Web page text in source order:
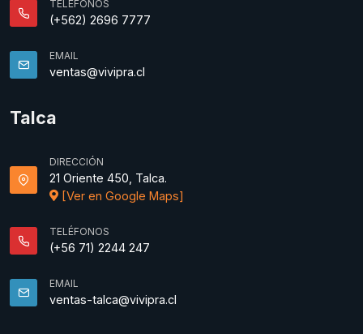
TELÉFONOS
(+562) 2696 7777
EMAIL
ventas@vivipra.cl
Talca
DIRECCIÓN
21 Oriente 450, Talca.
[Ver en Google Maps]
TELÉFONOS
(+56 71) 2244 247
EMAIL
ventas-talca@vivipra.cl